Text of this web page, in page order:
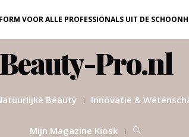
VOOR ALLE PROFESSIONALS UIT DE
Beauty-Pro.nl
Beauty Innovatie &
Mijn Magazine Kiosk